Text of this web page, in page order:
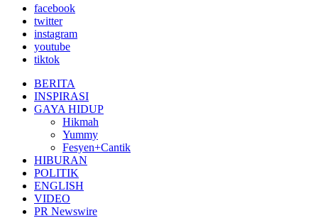
facebook
twitter
instagram
youtube
tiktok
BERITA
INSPIRASI
GAYA HIDUP
Hikmah
Yummy
Fesyen+Cantik
HIBURAN
POLITIK
ENGLISH
VIDEO
PR Newswire